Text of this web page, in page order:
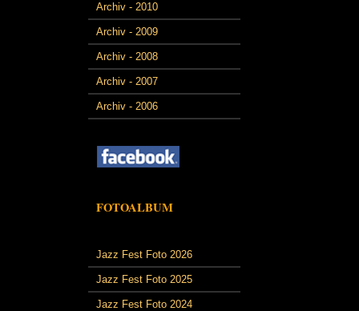
Archiv - 2010
Archiv - 2009
Archiv - 2008
Archiv - 2007
Archiv - 2006
FOTOALBUM
Jazz Fest Foto 2026
Jazz Fest Foto 2025
Jazz Fest Foto 2024